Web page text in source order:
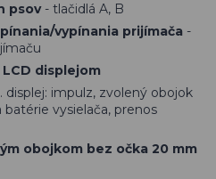
psov- tlačidlá A, B
vypínania prijímača -
LCD displejom
impulz, zvolený obojok
vysielača, prenos
obojkom bez očka 20 mm